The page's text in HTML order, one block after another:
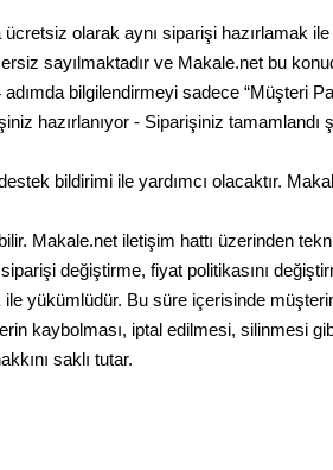
olarak aynı siparişi hazırlamak
sayılmaktadır ve Makale.net bu
bilgilendirmeyi sadece “Müşteri
hazırlanıyor - Siparişiniz
bildirimi ile yardımcı olacaktır.
Makale.net iletişim hattı üzerinden
değiştirme, fiyat politikasını
yükümlüdür. Bu süre içerisinde
kaybolması, iptal edilmesi, silinmesi
saklı tutar.